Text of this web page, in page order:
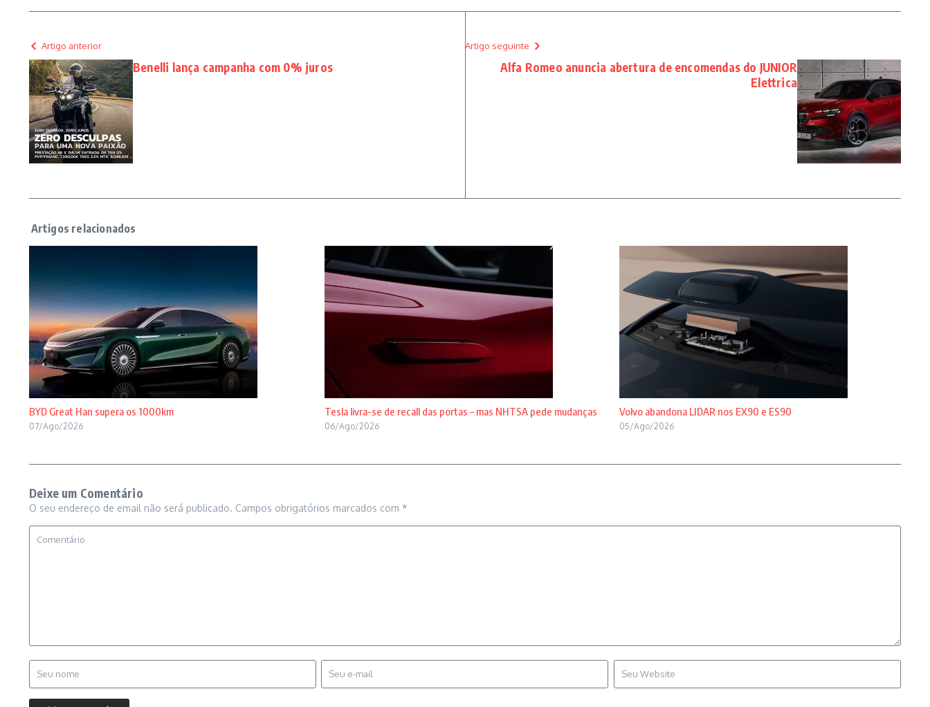
Artigo anterior
Benelli lança campanha com 0% juros
Artigo seguinte
Alfa Romeo anuncia abertura de encomendas do JUNIOR
Elettrica
BYD Great Han supera os 1000km
07/Ago/2026
Tesla livra-se de recall das portas – mas NHTSA pede mudanças
06/Ago/2026
Volvo abandona LIDAR nos EX90 e ES90
05/Ago/2026
Deixe um Comentário
O seu endereço de email não será publicado. Campos obrigatórios marcados com *